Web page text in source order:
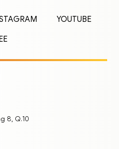
và mật khẩu đểYOUTUBE
8, Q.10